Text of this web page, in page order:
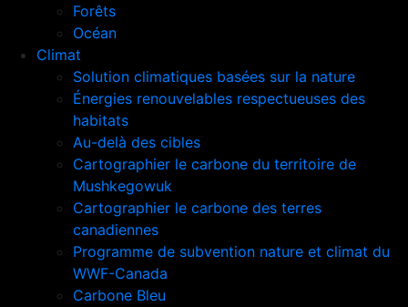
Forêts
Océan
Climat
Solution climatiques basées sur la nature
Énergies renouvelables respectueuses des
habitats
Au-delà des cibles
Cartographier le carbone du territoire de
Mushkegowuk
Cartographier le carbone des terres
canadiennes
Programme de subvention nature et climat du
WWF-Canada
Carbone Bleu